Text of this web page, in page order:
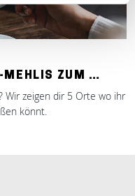
MEHLIS ZUM …
Wir zeigen dir 5 Orte wo ihr
könnt.